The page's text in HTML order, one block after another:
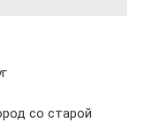
со старой